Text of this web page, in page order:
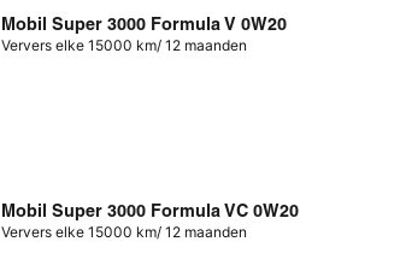
Mobil Super 3000 Formula V 0W20
Ververs elke 15000 km/ 12 maanden
Mobil Super 3000 Formula VC 0W20
Ververs elke 15000 km/ 12 maanden